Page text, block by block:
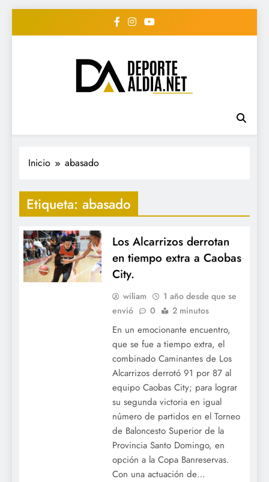
• DEPORTE AL DIA •
"Periodico Deportivo
Digital"
#deportealdiard #deportealdiaperiodico
Inicio abasado
Etiqueta: abasado
Los Alcarrizos derrotan
en tiempo extra a Caobas
City.
wiliam
1 año desde que se
envió
0 2 minutos
En un emocionante encuentro,
que se fue a tiempo extra, el
combinado Caminantes de Los
Alcarrizos derrotó 91 por 87 al
equipo Caobas City; para lograr
su segunda victoria en igual
número de partidos en el Torneo
de Baloncesto Superior de la
Provincia Santo Domingo, en
opción a la Copa Banreservas.
Con una actuación de…